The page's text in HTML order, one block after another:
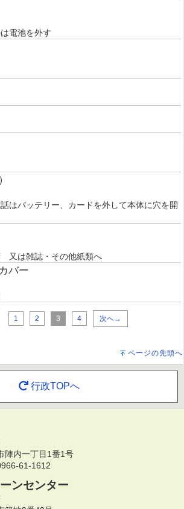
電池を外す
はバッテリー、カードを外して本体に穴を開
又は雑誌・その他紙類へ
バー
1 2 3 4 次へ→
ページの先頭へ
行政TOPへ
陣内一丁目1番1号
61-1612
ンセンター